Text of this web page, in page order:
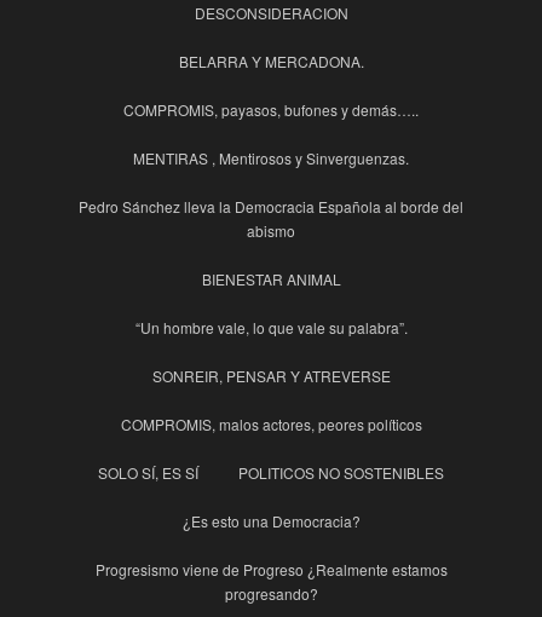
DESCONSIDERACION
BELARRA Y MERCADONA.
COMPROMIS, payasos, bufones y demás…..
MENTIRAS , Mentirosos y Sinverguenzas.
Pedro Sánchez lleva la Democracia Española al borde del
abismo
BIENESTAR ANIMAL
“Un hombre vale, lo que vale su palabra”.
SONREIR, PENSAR Y ATREVERSE
COMPROMIS, malos actores, peores políticos
SOLO SÍ, ES SÍ POLITICOS NO SOSTENIBLES
¿Es esto una Democracia?
Progresismo viene de Progreso ¿Realmente estamos
progresando?